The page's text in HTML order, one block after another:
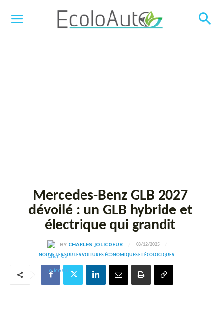
Mercedes-Benz GLB 2027
dévoilé : un GLB hybride et
électrique qui grandit
BY CHARLES JOLICOEUR
08/12/2025
NOUVELLES SUR LES VOITURES ÉCONOMIQUES ET ÉCOLOGIQUES